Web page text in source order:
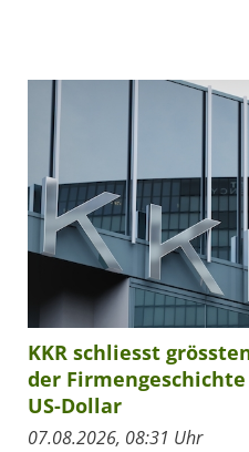
KKR schliesst
der
US-Dollar
07.08.2026, 08:31 Uhr